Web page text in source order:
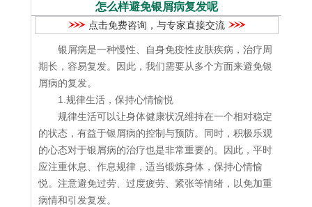
怎么样避免银屑病复发呢
点击免费咨询，与专家直接交流
银屑病是一种慢性、自身免疫性皮肤疾病，治疗周
期长，容易复发。因此，我们需要从多个方面来避免银
屑病的复发。
1.规律生活，保持心情愉悦
规律生活可以让身体健康状况维持在一个相对稳定
的状态，有益于银屑病的控制与预防。同时，积极乐观
的心态对于银屑病的治疗也是非常重要的。因此，平时
应注重休息、作息规律，适当锻炼身体，保持心情愉
悦。注意避免过劳、过度疲劳、紧张等情绪，以免加重
病情和引发复发。